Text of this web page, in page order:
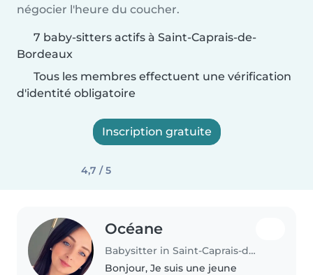
négocier l'heure du coucher.
7 baby-sitters actifs à Saint-Caprais-de-
Bordeaux
Tous les membres effectuent une vérification
d'identité obligatoire
Inscription gratuite
4,7 / 5
Océane
Babysitter in Saint-Caprais-de-Bordeaux
Bonjour, Je suis une jeune